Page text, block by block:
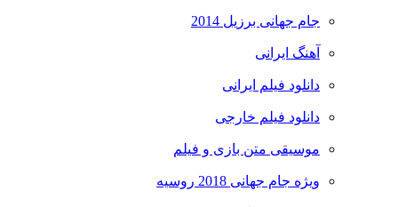
جام جهانی برزیل 2014
آهنگ ایرانی
دانلود فیلم ایرانی
دانلود فیلم خارجی
موسیقی متن بازی و فیلم
ویژه جام جهانی 2018 روسیه